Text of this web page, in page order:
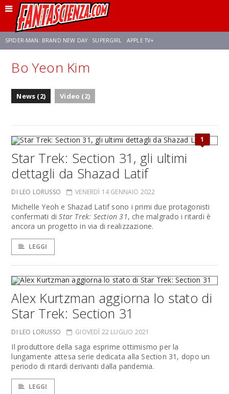
SPIDER-MAN: BRAND NEW DAY SUPERGIRL APPLE TV+
FRANCO RICCIARDIELLO ZENDAYA
Bo Yeon Kim
News (2) Video (2)
1
Star Trek: Section 31, gli ultimi
dettagli da Shazad Latif
DI LEO LORUSSO VENERDÌ 14 GENNAIO 2022
Michelle Yeoh e Shazad Latif sono i primi due protagonisti
confermati diStar Trek: Section 31, che malgrado i ritardi è
ancora un progetto in via di realizzazione.
LEGGI
Alex Kurtzman aggiorna lo stato di
Star Trek: Section 31
DI LEO LORUSSO GIOVEDÌ 22 LUGLIO 2021
Il produttore della saga esprime ottimismo per la
lungamente attesa serie dedicata alla Section 31, dopo un
periodo di ritardi derivanti dalla pandemia.
LEGGI